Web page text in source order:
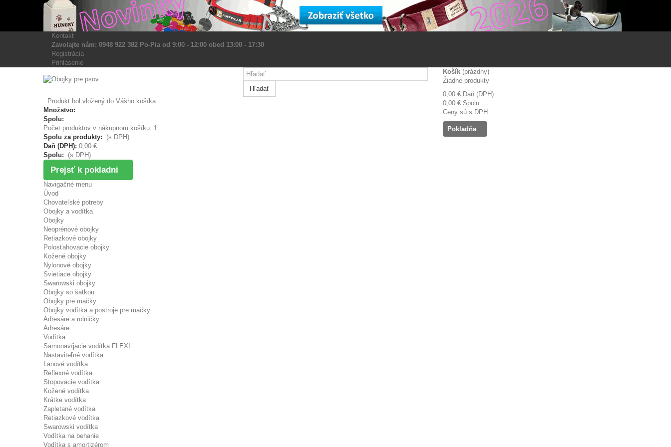
Kontakt
Zavolajte nám: 0948 922 382 Po-Pia od 9:00 - 12:00 obed 13:00 - 17:30
Registrácia
Prihlásenie
Hľadať
Košík (prázdny)
Žiadne produkty
0,00 € Daň (DPH):
0,00 € Spolu:
Ceny sú s DPH
Pokladňa
Produkt bol vložený do Vášho košíka
Množstvo:
Spolu:
Počet produktov v nákupnom košíku: 1
Spolu za produkty:
(s DPH)
Daň (DPH): 0,00 €
Spolu:
(s DPH)
Prejsť k pokladni
Navigačné menu
Úvod
Chovateľské potreby
Obojky a vodítka
Obojky
Neoprénové obojky
Retiazkové obojky
Polosťahovacie obojky
Kožené obojky
Nylonové obojky
Svietiace obojky
Swarowski obojky
Obojky so šatkou
Obojky pre mačky
Obojky vodítka a postroje pre mačky
Adresáre a rolničky
Adresáre
Vodítka
Samonavíjacie vodítka FLEXI
Nastaviteľné vodítka
Lanové vodítka
Reflexné vodítka
Stopovacie vodítka
Kožené vodítka
Krátke vodítka
Zapletané vodítka
Retiazkové vodítka
Swarowski vodítka
Vodítka na behanie
Vodítka s amortizérom